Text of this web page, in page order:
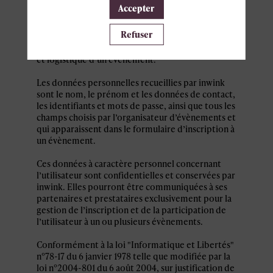
inwink est nécessaire pour permettre à
l’utilisateur de s’inscrire à un évènement,
d’accéder au site d’un évènement, et de consulter
les informations relatives à l’organisation pratique
et logistique d’un évènement.
Les données personnelles recueillies par inwink
sont le nom, le prénom et les données de contact,
les identifiants et mots de passe, ainsi que tous les
champs choisis par l’organisateur d’évènements et
qui apparaissent dans le formulaire d’inscription à
un évènement.
Ces données à caractère personnel concernant
l’utilisateur sont confidentielles et conservées par
inwink. Elles pourront être communiquées à ses
partenaires et prestataires exclusivement pour la
gestion de l’inscription et de la participation de
l’utilisateur à un ou plusieurs évènements.
Conformément à la loi "Informatique et Libertés"
n°78-17 du 6 janvier 1978 telle que modifiée par la
loi n°2004-801 du 6 août 2004, sur justification de
Accepter
Refuser